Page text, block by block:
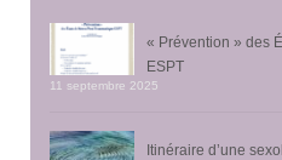
« Prévention » des
ESPT
11 septembre 2025
Itinéraire d’une